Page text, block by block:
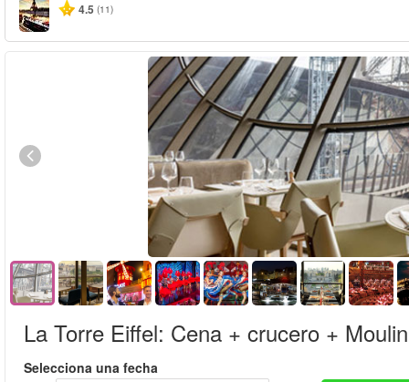
4.5 (11)
La Torre Eiffel: Cena + crucero +
Selecciona una fecha